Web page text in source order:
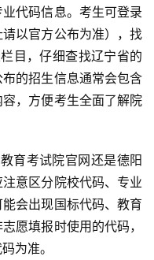
代码信息。考生可登录
以官方公布为准），找
目，仔细查找辽宁省的
的招生信息通常会包含
，方便考生全面了解院
育考试院官网还是德阳
意区分院校代码、专业
会出现国标代码、教育
愿填报时使用的代码，
为准。